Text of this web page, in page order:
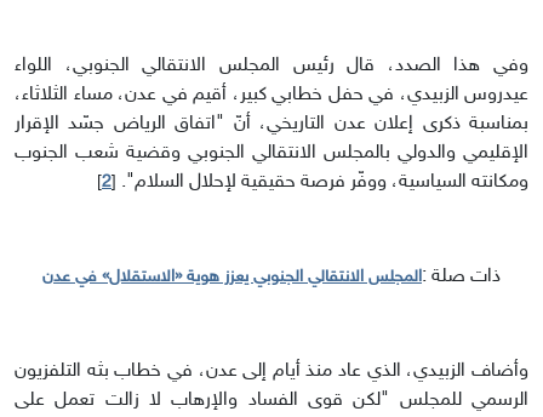
وفي هذا الصدد، قال رئيس المجلس الانتقالي الجنوبي، اللواء
عيدروس الزبيدي، في حفل خطابي كبير، أقيم في عدن، مساء الثلاثاء،
بمناسبة ذكرى إعلان عدن التاريخي، أنّ "اتفاق الرياض جسّد الإقرار
الإقليمي والدولي بالمجلس الانتقالي الجنوبي وقضية شعب الجنوب
ومكانته السياسية، ووفّر فرصة حقيقية لإحلال السلام". [
2
]
ذات صلة :المجلس الانتقالي الجنوبي يعزز هوية «الاستقلال» في عدن
وأضاف الزبيدي، الذي عاد منذ أيام إلى عدن، في خطاب بثه التلفزيون
الرسمي للمجلس "لكن قوى الفساد والإرهاب لا زالت تعمل على